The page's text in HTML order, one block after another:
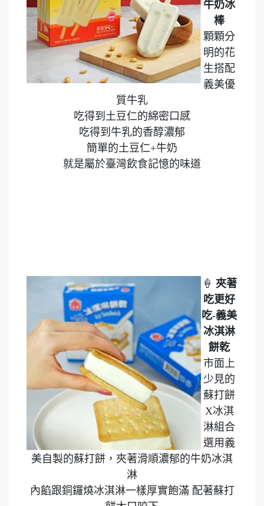
牛奶冰
棒
顆顆分
明的花
生搭配
義美優
質牛乳
吃得到土豆仁的綿密口感
吃得到牛乳的香醇濃郁
簡單的土豆仁+牛奶
就是屬於臺灣飲食記憶的味道
🍦 夾著
吃更好
吃-義美
冰淇淋
餅乾
市面上
少見的
蘇打餅
X冰淇
淋組合
選用義
美自製的蘇打餅，夾著滑順濃郁的牛奶冰淇
淋
內餡跟銅鑼燒冰淇淋一樣厚實飽滿 配著蘇打